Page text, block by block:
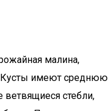
малина,
Кусты имеют среднюю
стебли,